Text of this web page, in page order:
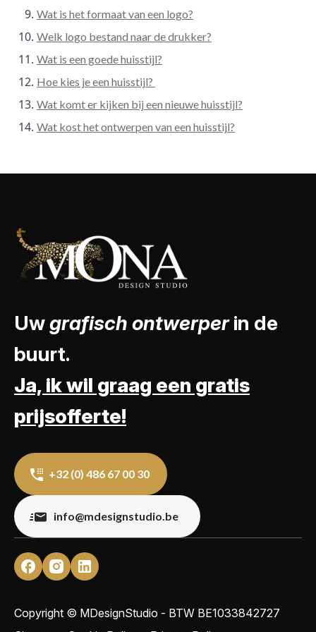
Wat is het formaat van een logo?
Welk logo bestand naar de drukker?
Wat is een goede huisstijl?
Hoe kies je een huisstijl?
Wat komt er kijken bij een nieuwe huisstijl?
Wat kost het ontwerpen van een huisstijl?
Uwgrafisch ontwerperin de
buurt.
Ja, ik wil graag een gratis
prijsofferte!
+32 (0) 486 67 00 30
info@mdesignstudio.be
Copyright © MDesignStudio - BTW BE1033842727